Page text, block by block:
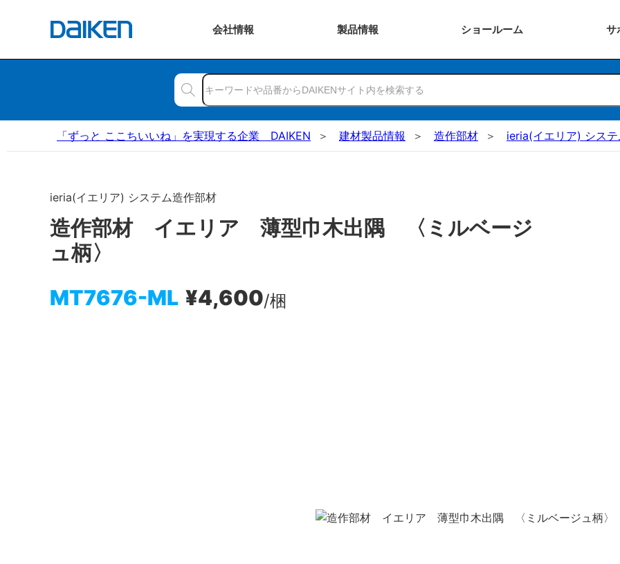
会社情報 製品情報 ショールーム サ
「ずっと ここちいいね」を実現する企業 DAIKEN 建材製品情報 造作部材 ieria(イエリア) シス
ieria(イエリア) システム造作部材
造作部材 イエリア 薄型巾木出隅 〈ミルベージ
ュ柄〉
MT7676-ML ¥4,600/梱